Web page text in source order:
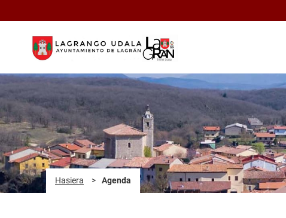
Hasiera > Agenda